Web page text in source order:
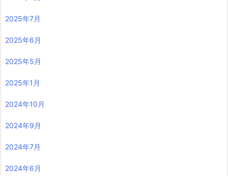
2025年7月
2025年6月
2025年5月
2025年1月
2024年10月
2024年9月
2024年7月
2024年6月